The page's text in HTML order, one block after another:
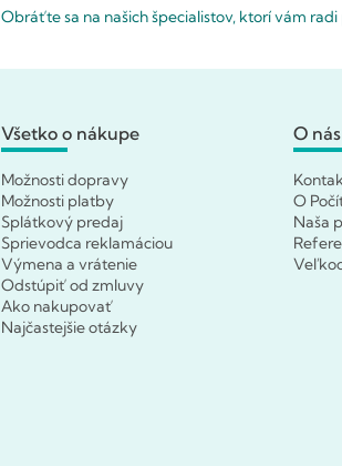
Obráťte sa na našich špecialistov, ktorí vám
Všetko o nákupe
Možnosti dopravy
Možnosti platby
Splátkový predaj
Sprievodca reklamáciou
Výmena a vrátenie
Odstúpiť od zmluvy
Ako nakupovať
Najčastejšie otázky
O nás
O
Naša